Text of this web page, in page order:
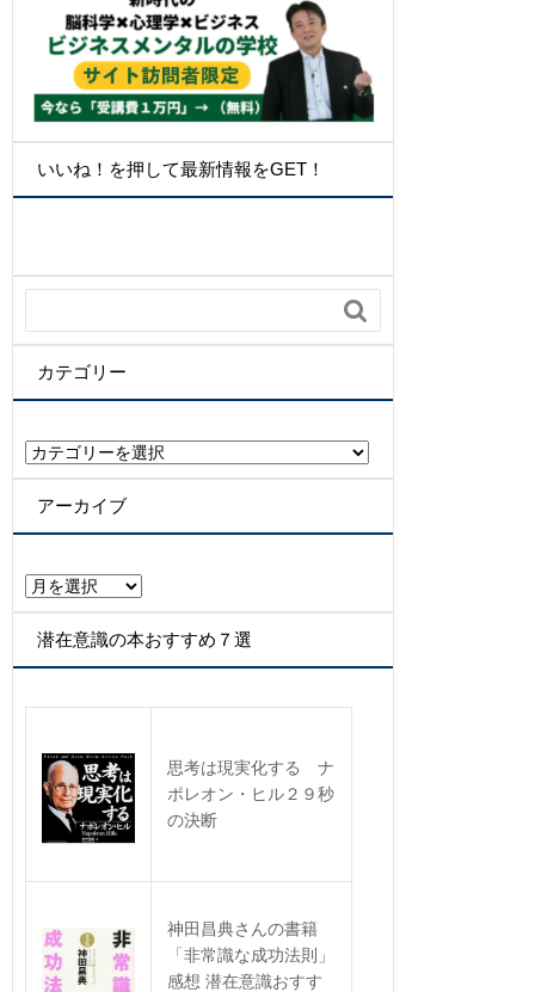
いいね！を押して最新情報をGET！

カテゴリー
カ
テ
ゴ
リ
アーカイブ
ア
ー
カ
イ
潜在意識の本おすすめ７選
思考は現実化する ナ
ポレオン・ヒル２９秒
の決断
神田昌典さんの書籍
「非常識な成功法則」
感想 潜在意識おすす